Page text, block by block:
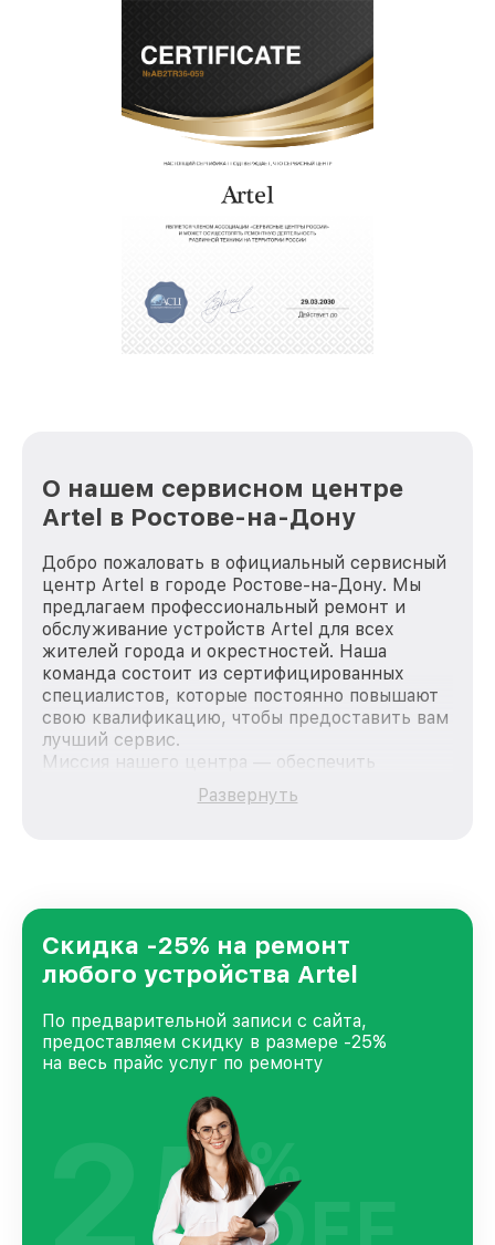
О нашем сервисном центре
Artel в Ростове-на-Дону
Добро пожаловать в официальный сервисный
центр Artel в городе Ростове-на-Дону. Мы
предлагаем профессиональный ремонт и
обслуживание устройств Artel для всех
жителей города и окрестностей. Наша
команда состоит из сертифицированных
специалистов, которые постоянно повышают
свою квалификацию, чтобы предоставить вам
лучший сервис.
Миссия нашего центра — обеспечить
качественный и доступный ремонт для
каждого пользователя продукции Artel, вне
Ростове-на-Дону, постоянно повышая уровень
доверия и лояльности наших клиентов.
Развернуть
Скидка -25% на ремонт
любого устройства Artel
По предварительной записи с сайта,
предоставляем скидку в размере -25%
на весь прайс услуг по ремонту
25%